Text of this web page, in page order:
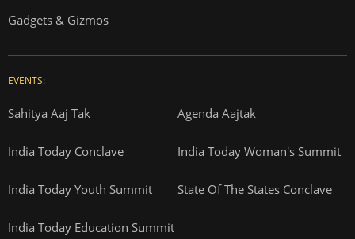
Gadgets & Gizmos
EVENTS:
Sahitya Aaj Tak Agenda Aajtak
India Today Conclave India Today Woman's Summit
India Today Youth Summit State Of The States Conclave
India Today Education Summit